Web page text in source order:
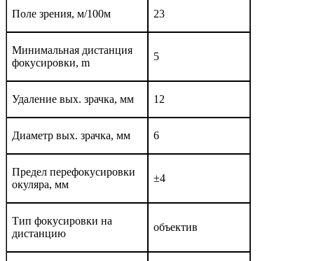
Поле зрения, м/100м 23
Минимальная дистанция
фокусировки, m
5
Удаление вых. зрачка, мм 12
Диаметр вых. зрачка, мм 6
Предел перефокусировки
окуляра, мм
±4
Тип фокусировки на
дистанцию
объектив